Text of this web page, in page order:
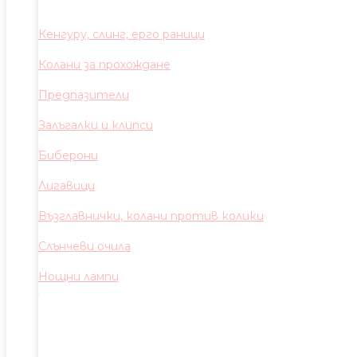
Кенгуру, слинг, ерго раници
Колани за прохождане
Предпазители
Залъгалки и клипси
Биберони
Лигавици
Възглавнички, колани против колики
Слънчеви очила
Нощни лампи